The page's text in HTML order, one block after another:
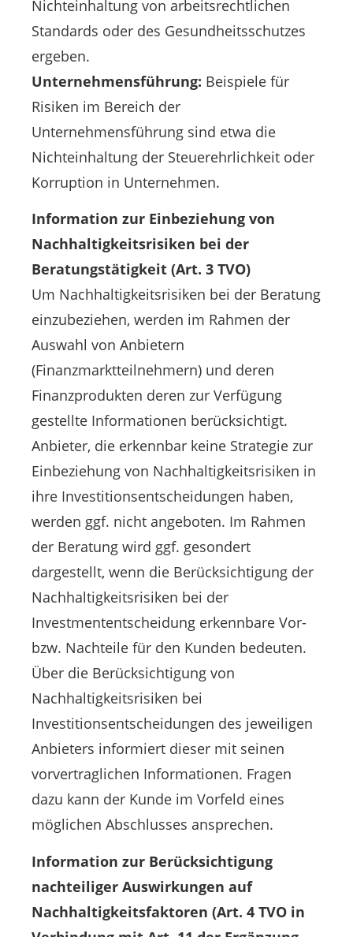
Nichteinhaltung von arbeitsrechtlichen
Standards oder des Gesundheitsschutzes
ergeben.
Unternehmensführung: Beispiele für
Risiken im Bereich der
Unternehmensführung sind etwa die
Nichteinhaltung der Steuerehrlichkeit oder
Korruption in Unternehmen.
Information zur Einbeziehung von
Nachhaltigkeitsrisiken bei der
Beratungstätigkeit (Art. 3 TVO)
Um Nachhaltigkeitsrisiken bei der Beratung
einzubeziehen, werden im Rahmen der
Auswahl von Anbietern
(Finanzmarktteilnehmern) und deren
Finanzprodukten deren zur Verfügung
gestellte Informationen berücksichtigt.
Anbieter, die erkennbar keine Strategie zur
Einbeziehung von Nachhaltigkeitsrisiken in
ihre Investitionsentscheidungen haben,
werden ggf. nicht angeboten. Im Rahmen
der Beratung wird ggf. gesondert
dargestellt, wenn die Berücksichtigung der
Nachhaltigkeitsrisiken bei der
Investmententscheidung erkennbare Vor-
bzw. Nachteile für den Kunden bedeuten.
Über die Berücksichtigung von
Nachhaltigkeitsrisiken bei
Investitionsentscheidungen des jeweiligen
Anbieters informiert dieser mit seinen
vorvertraglichen Informationen. Fragen
dazu kann der Kunde im Vorfeld eines
möglichen Abschlusses ansprechen.
Information zur Berücksichtigung
nachteiliger Auswirkungen auf
Nachhaltigkeitsfaktoren (Art. 4 TVO in